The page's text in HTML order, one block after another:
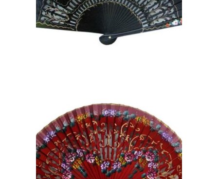
33,00€
ABANICO GRANATE DE
SICOMORO CALADO
PINTADO CON
DECORACIÓN FLORAL
10,50€